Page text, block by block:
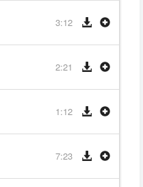
3:12
2:21
1:12
7:23